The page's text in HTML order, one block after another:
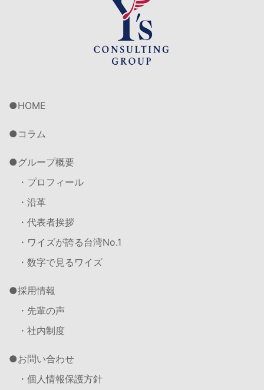
HOME
コラム
グループ概要
・プロフィール
・沿革
・代表者挨拶
・ワイズが誇る台湾No.1
・数字で見るワイズ
採用情報
・先輩の声
・社内制度
お問い合わせ
・個人情報保護方針